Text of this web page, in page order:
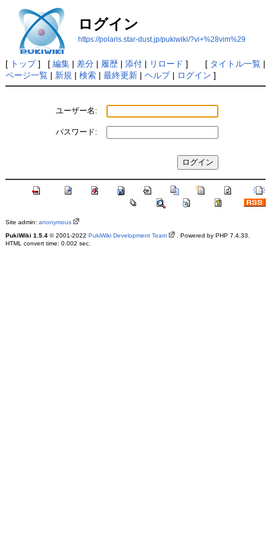
ログイン
https://polaris.star-dust.jp/pukiwiki/?vi+%28vim%29
[ トップ] [ 編集| 差分| 履歴| 添付| リロード ] [ タイトル一覧|
ページ一覧| 新規 | 検索| 最終更新| ヘルプ| ログイン ]
ユーザー名:
パスワード:
Site admin: anonymous
PukiWiki 1.5.4© 2001-2022 PukiWiki Development Team
. Powered by PHP 7.4.33.
HTML convert time: 0.002 sec.